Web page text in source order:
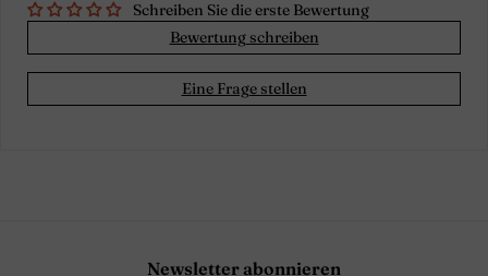
Schreiben Sie die erste Bewertung
Bewertung schreiben
Eine Frage stellen
Newsletter abonnieren